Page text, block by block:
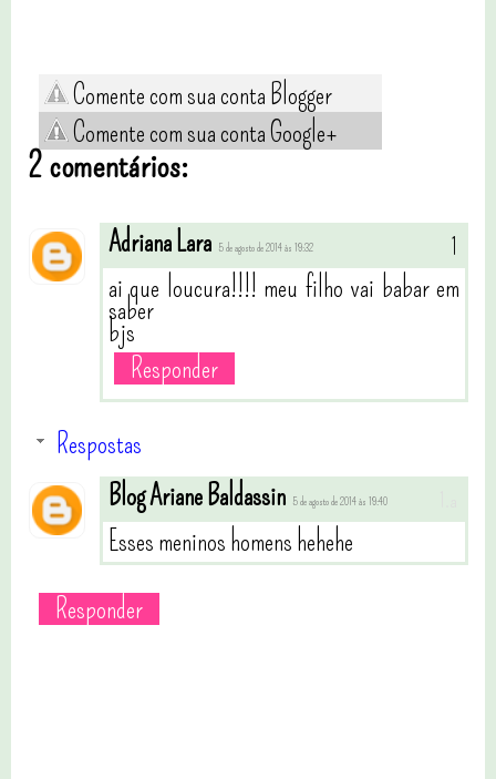
Comente com sua conta Blogger
Comente com sua conta Google+
2 comentários:
Adriana Lara 5 de agosto de 2014 às 19:32
ai que loucura!!!! meu filho vai babar em
saber
bjs
Responder
Respostas
Blog Ariane Baldassin 5 de agosto de 2014 às 19:40
Esses meninos homens hehehe
Responder